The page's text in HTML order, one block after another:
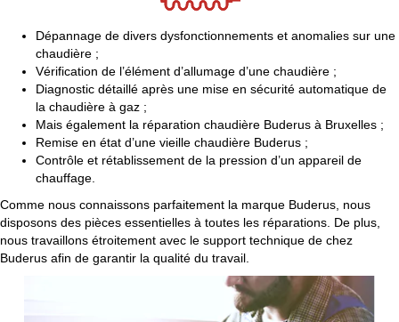
Dépannage de divers dysfonctionnements et anomalies sur une
chaudière ;
Vérification de l’élément d’allumage d’une chaudière ;
Diagnostic détaillé après une mise en sécurité automatique de
la chaudière à gaz ;
Mais également la réparation chaudière Buderus à Bruxelles ;
Remise en état d’une vieille chaudière Buderus ;
Contrôle et rétablissement de la pression d’un appareil de
chauffage.
Comme nous connaissons parfaitement la marque Buderus, nous
disposons des pièces essentielles à toutes les réparations. De plus,
nous travaillons étroitement avec le support technique de chez
Buderus afin de garantir la qualité du travail.